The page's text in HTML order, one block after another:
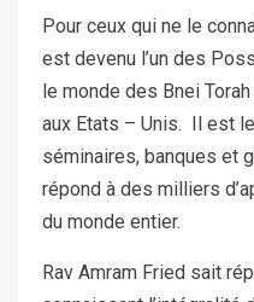
Pour ceux qui ne le
est devenu l’un des
le monde des Bnei
aux Etats – Unis. Il est
séminaires, banques et
répond à des milliers
du monde entier.
Rav Amram Fried sait